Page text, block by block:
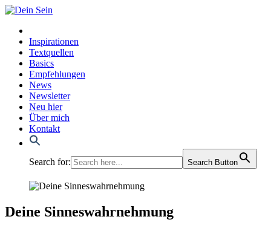
Inspirationen
Textquellen
Basics
Empfehlungen
News
Newsletter
Neu hier
Über mich
Kontakt
Search for: Search Button
Deine Sinneswahrnehmung